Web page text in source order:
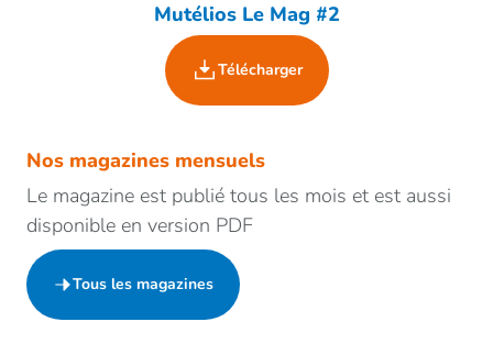
Mutélios Le Mag #2
Télécharger
Nos magazines mensuels
Le magazine est publié tous les mois et est aussi
disponible en version PDF
Tous les magazines